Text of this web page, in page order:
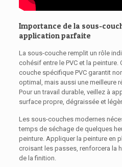
Importance de la sous-
application parfaite
La sous-couche remplit un rôle
cohésif entre le PVC et la peinture.
couche spécifique PVC garantit
optimal, mais aussi une meilleure
Pour un travail durable, veillez à
surface propre, dégraissée et
Les sous-couches modernes
temps de séchage de quelques
peinture. Appliquer la peinture en
croisant les passes, renforcera la
de la finition.